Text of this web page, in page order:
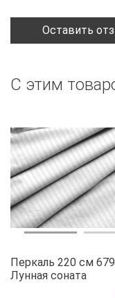
Оставить
С этим
Перкаль 220 см
Лунная соната